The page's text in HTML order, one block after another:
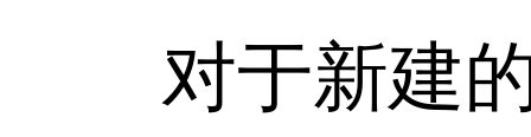
对于新建的